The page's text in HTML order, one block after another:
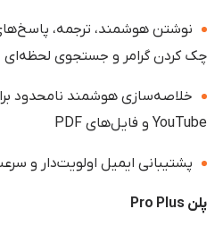
نوشتن هوشمند، ترجمه،
چک کردن گرامر و جستجوی لحظه‌ای
خلاصه‌سازی هوشمند نامحدود
YouTube و فایل‌های PDF
پشتیبانی ایمیل اولویت‌دار و سرعت
پلن Pro Plus